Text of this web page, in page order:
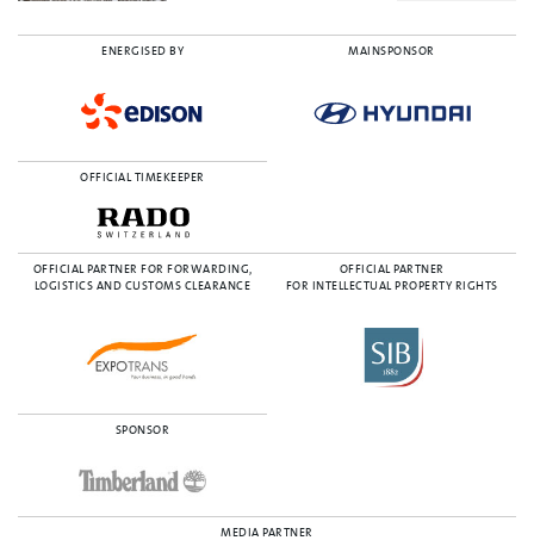
ENERGISED BY MAINSPONSOR
OFFICIAL TIMEKEEPER
OFFICIAL PARTNER FOR FORWARDING,
LOGISTICS AND CUSTOMS CLEARANCE
OFFICIAL PARTNER
FOR INTELLECTUAL PROPERTY RIGHTS
SPONSOR
MEDIA PARTNER